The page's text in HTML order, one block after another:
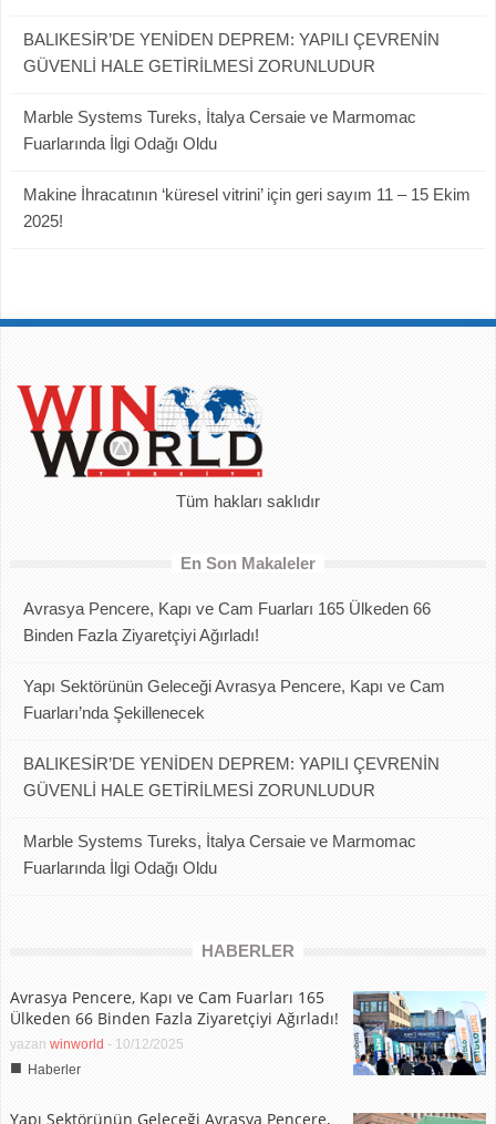
BALIKESİR’DE YENİDEN DEPREM: YAPILI ÇEVRENİN
GÜVENLİ HALE GETİRİLMESİ ZORUNLUDUR
Marble Systems Tureks, İtalya Cersaie ve Marmomac
Fuarlarında İlgi Odağı Oldu
Makine İhracatının ‘küresel vitrini’ için geri sayım 11 – 15 Ekim
2025!
Tüm hakları saklıdır
En Son Makaleler
Avrasya Pencere, Kapı ve Cam Fuarları 165 Ülkeden 66
Binden Fazla Ziyaretçiyi Ağırladı!
Yapı Sektörünün Geleceği Avrasya Pencere, Kapı ve Cam
Fuarları’nda Şekillenecek
BALIKESİR’DE YENİDEN DEPREM: YAPILI ÇEVRENİN
GÜVENLİ HALE GETİRİLMESİ ZORUNLUDUR
Marble Systems Tureks, İtalya Cersaie ve Marmomac
Fuarlarında İlgi Odağı Oldu
HABERLER
Avrasya Pencere, Kapı ve Cam Fuarları 165
Ülkeden 66 Binden Fazla Ziyaretçiyi Ağırladı!
yazan winworld - 10/12/2025
■ Haberler
Yapı Sektörünün Geleceği Avrasya Pencere,